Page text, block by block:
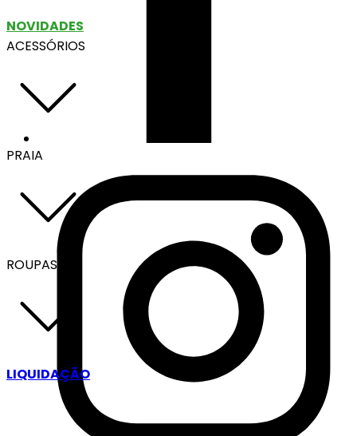
NOVIDADES
ACESSÓRIOS
PRAIA
ROUPAS
LIQUIDAÇÃO